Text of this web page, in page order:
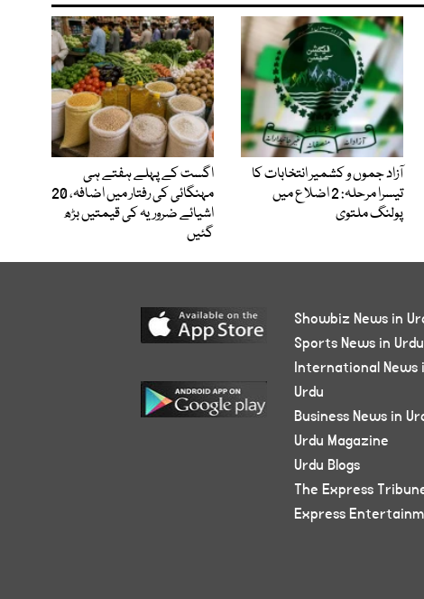
آزاد جموں و کشمیر انتخابات کا
تیسرا مرحلہ: 2 اضلاع میں
پولنگ ملتوی
اگست کے پہلے ہفتے ہی
مہنگائی کی رفتار میں اضافہ، 20
اشیائے ضروریہ کی قیمتیں بڑھ
گئیں
Showbiz News in
Sports News in Urdu
International News
Urdu
Business News in
Urdu Magazine
Urdu Blogs
The Express
Express